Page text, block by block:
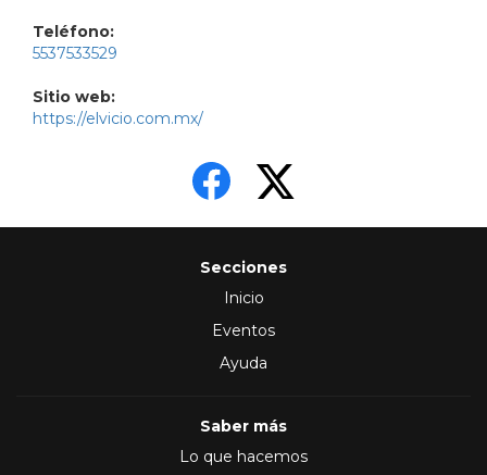
Teléfono:
5537533529
Sitio web:
https://elvicio.com.mx/
Secciones
Inicio
Eventos
Ayuda
Saber más
Lo que hacemos